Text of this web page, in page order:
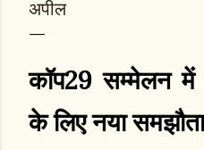
अपील
कॉप29 सम्मेलन में
के लिए नया